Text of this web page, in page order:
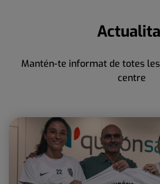
Mantén-te informat de totes
centre